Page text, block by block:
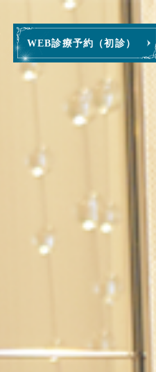
WEB診療予約（初診）